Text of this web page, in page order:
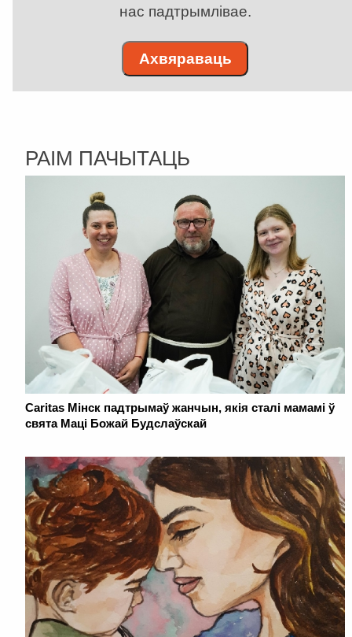
нас падтрымлівае.
Ахвяраваць
РАІМ ПАЧЫТАЦЬ
Caritas Мінск падтрымаў жанчын, якія сталі мамамі ў
свята Маці Божай Будслаўскай